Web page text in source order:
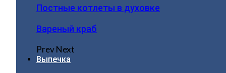
Постные котлеты в духовке
Вареный краб
PrevNext
Выпечка